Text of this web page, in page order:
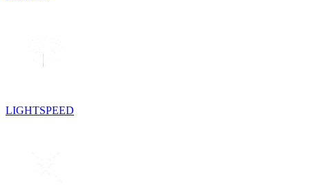
LIGHTSPEED